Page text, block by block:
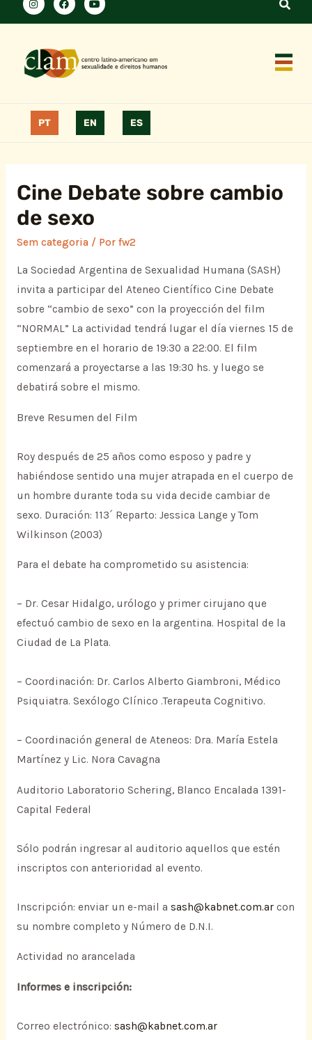
PT EN ES
Cine Debate sobre cambio
de sexo
Sem categoria/ Por fw2
La Sociedad Argentina de Sexualidad Humana (SASH)
invita a participar del Ateneo Científico Cine Debate
sobre “cambio de sexo” con la proyección del film
“NORMAL” La actividad tendrá lugar el día viernes 15 de
septiembre en el horario de 19:30 a 22:00. El film
comenzará a proyectarse a las 19:30 hs. y luego se
debatirá sobre el mismo.
Breve Resumen del Film
Roy después de 25 años como esposo y padre y
habiéndose sentido una mujer atrapada en el cuerpo de
un hombre durante toda su vida decide cambiar de
sexo. Duración: 113´ Reparto: Jessica Lange y Tom
Wilkinson (2003)
Para el debate ha comprometido su asistencia:
– Dr. Cesar Hidalgo, urólogo y primer cirujano que
efectuó cambio de sexo en la argentina. Hospital de la
Ciudad de La Plata.
– Coordinación: Dr. Carlos Alberto Giambroni, Médico
Psiquiatra. Sexólogo Clínico .Terapeuta Cognitivo.
– Coordinación general de Ateneos: Dra. María Estela
Martínez y Lic. Nora Cavagna
Auditorio Laboratorio Schering, Blanco Encalada 1391-
Capital Federal
Sólo podrán ingresar al auditorio aquellos que estén
inscriptos con anterioridad al evento.
Inscripción: enviar un e-mail a sash@kabnet.com.arcon
su nombre completo y Número de D.N.I.
Actividad no arancelada
Informes e inscripción:
Correo electrónico: sash@kabnet.com.ar